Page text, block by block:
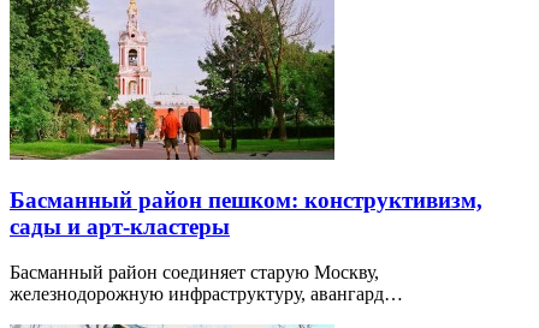
Басманный район пешком: конструктивизм,
сады и арт-кластеры
Басманный район соединяет старую Москву,
железнодорожную инфраструктуру, авангард…